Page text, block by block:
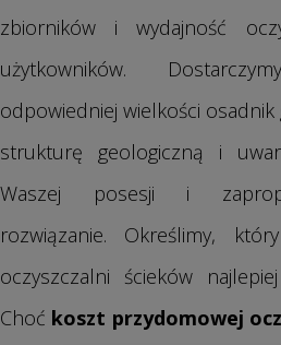
zbiorników i wydajność
użytkowników.
odpowiedniej wielkości
strukturę geologiczną i
Waszej posesji i
rozwiązanie. Określimy,
oczyszczalni ścieków
Choć koszt przydomowej